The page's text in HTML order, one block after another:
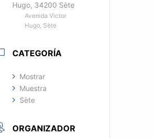
Hugo, 34200 Sète
Avenida Victor
Hugo, Sète
CATEGORÍA
Mostrar
Muestra
Sète
ORGANIZADOR